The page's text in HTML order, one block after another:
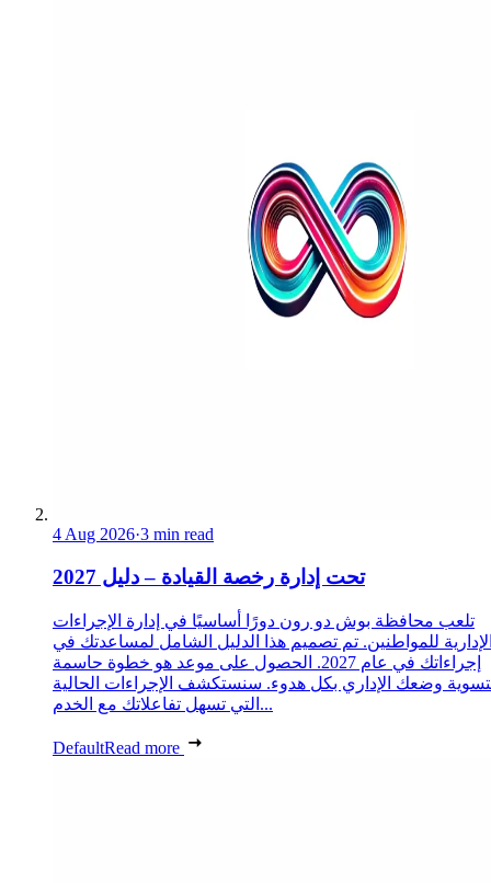
4 Aug 2026·3 min read
تحت إدارة رخصة القيادة – دليل 2027
تلعب محافظة بوش دو رون دورًا أساسيًا في إدارة الإجراءات
للمواطنين. تم تصميم هذا الدليل الشامل لمساعدتك في
إجراءاتك في عام 2027. الحصول على موعد هو خطوة حاسمة
وضعك الإداري بكل هدوء. سنستكشف الإجراءات الحالية
التي تسهل تفاعلاتك مع الخدم...
DefaultRead more